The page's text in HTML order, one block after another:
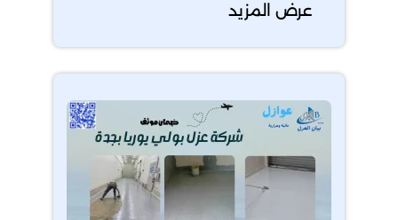
عرض المزيد